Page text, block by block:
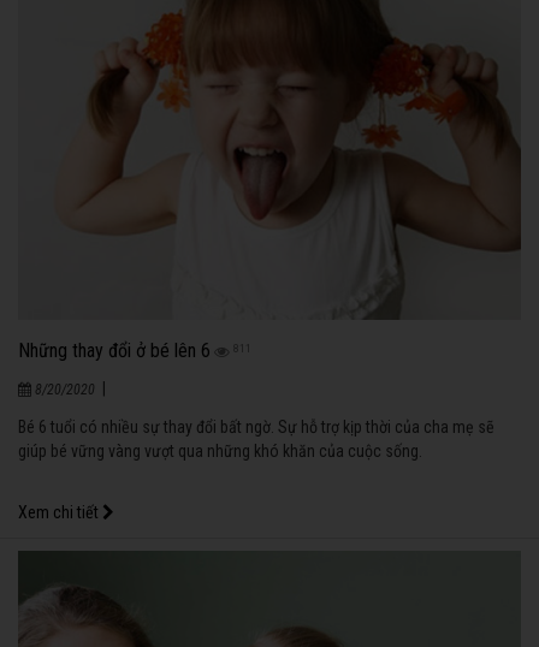
Những thay đổi ở bé lên 6 811
8/20/2020
Bé 6 tuổi có nhiều sự thay đổi bất ngờ. Sự hỗ trợ kịp thời của cha mẹ sẽ
giúp bé vững vàng vượt qua những khó khăn của cuộc sống.
Xem chi tiết